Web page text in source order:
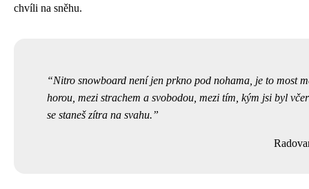
chvíli na sněhu.
Nitro snowboard není jen prkno pod nohama, je to most
horou, mezi strachem a svobodou, mezi tím, kým jsi byl
se staneš zítra na svahu.